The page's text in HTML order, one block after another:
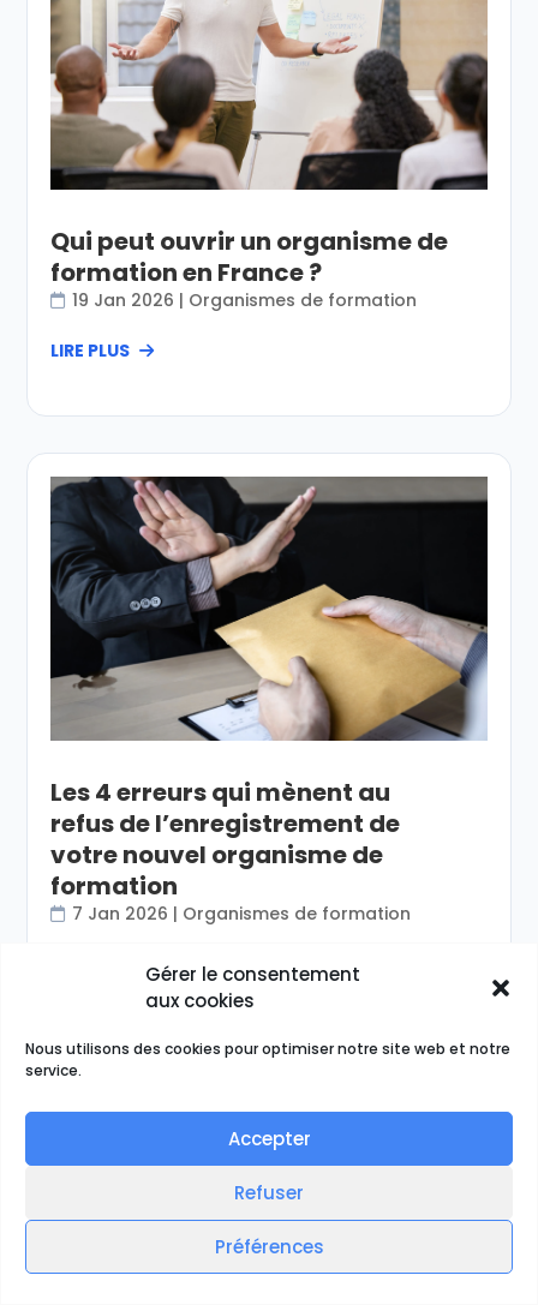
Gérer le consentement
aux cookies
Nous utilisons des cookies pour optimiser notre site web et notre
service.
Accepter
Refuser
Préférences
Qui peut ouvrir un organisme de
formation en France ?
19 Jan 2026 | Organismes de formation
LIRE PLUS
Les 4 erreurs qui mènent au
refus de l’enregistrement de
votre nouvel organisme de
formation
7 Jan 2026 | Organismes de formation